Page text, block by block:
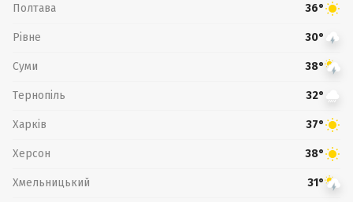
Полтава 36°
Рівне 30°
Суми 38°
Тернопіль 32°
Харків 37°
Херсон 38°
Хмельницький 31°